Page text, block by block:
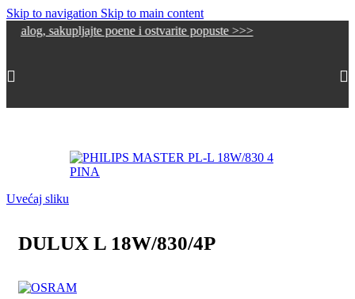
Skip to navigation Skip to main content
poene i ostvarite popuste >>>
Uvećaj sliku
DULUX L 18W/830/4P